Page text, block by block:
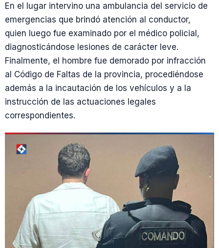
En el lugar intervino una ambulancia del servicio de
emergencias que brindó atención al conductor,
quien luego fue examinado por el médico policial,
diagnosticándose lesiones de carácter leve.
Finalmente, el hombre fue demorado por infracción
al Código de Faltas de la provincia, procediéndose
además a la incautación de los vehículos y a la
instrucción de las actuaciones legales
correspondientes.